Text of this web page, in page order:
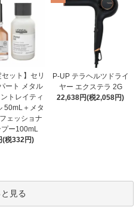
セット】セリ
ート メタル
トレイティ
50mL＋メタ
ェッショナ
プー100mL
(税332円)
P-UP テラヘルツドライ
ヤー エクステラ 2G
22,638円(税2,058円)
見る